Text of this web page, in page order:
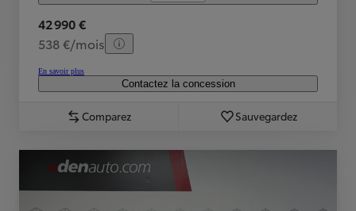
42 990 €
538 €/mois
En savoir plus
Contactez la concession
Comparez Sauvegardez